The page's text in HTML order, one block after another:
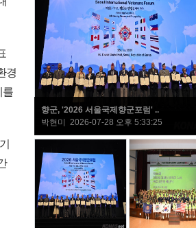
경
를
향군, '2026 서울국제향군포럼' ..
박현미 2026-07-28 오후 5:33:25